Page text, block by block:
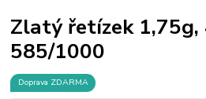
Zlatý řetízek 1,75g,
585/1000
Doprava ZDARMA